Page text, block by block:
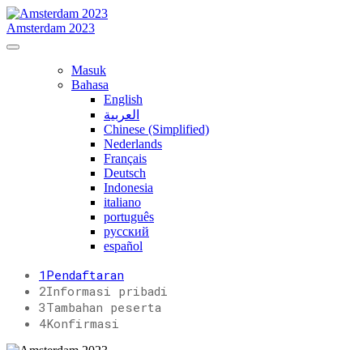
Amsterdam 2023
Masuk
Bahasa
English
العربية
Chinese (Simplified)
Nederlands
Français
Deutsch
Indonesia
italiano
português
русский
español
1 Pendaftaran
2Informasi pribadi
3Tambahan peserta
4Konfirmasi